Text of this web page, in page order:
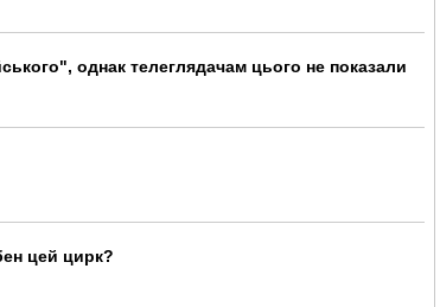
однак телеглядачам цього не показали
цей цирк?